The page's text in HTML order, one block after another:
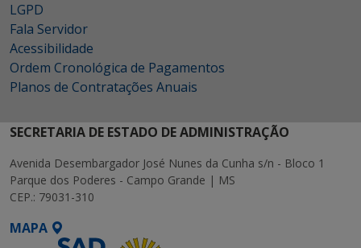
LGPD
Fala Servidor
Acessibilidade
Ordem Cronológica de Pagamentos
Planos de Contratações Anuais
SECRETARIA DE ESTADO DE ADMINISTRAÇÃO
Avenida Desembargador José Nunes da Cunha s/n - Bloco 1
Parque dos Poderes - Campo Grande | MS
CEP.: 79031-310
MAPA